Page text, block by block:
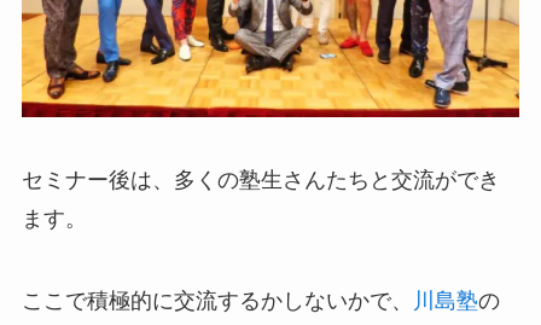
セミナー後は、多くの塾生さんたちと交流ができ
ます。
ここで積極的に交流するかしないかで、 川島塾の